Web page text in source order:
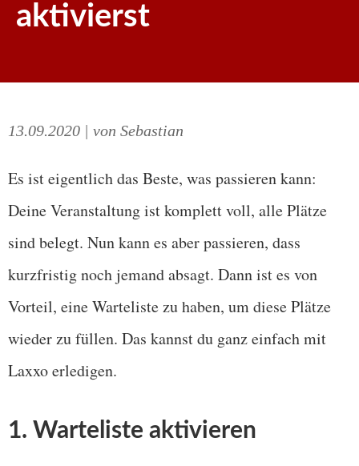
aktivierst
13.09.2020 | von Sebastian
Es ist eigentlich das Beste, was passieren kann:
Deine Veranstaltung ist komplett voll, alle Plätze
sind belegt. Nun kann es aber passieren, dass
kurzfristig noch jemand absagt. Dann ist es von
Vorteil, eine Warteliste zu haben, um diese Plätze
wieder zu füllen. Das kannst du ganz einfach mit
Laxxo erledigen.
1. Warteliste aktivieren